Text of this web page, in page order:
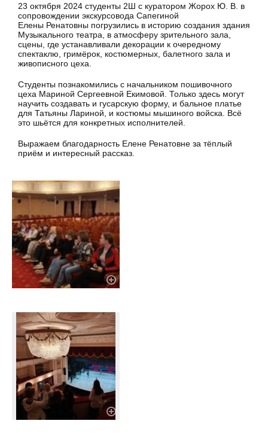
23 октября 2024 студенты 2Ш с куратором Жорох Ю. В. в
сопровождении экскурсовода Сапегиной
Елены Ренатовны погрузились в историю создания здания
Музыкального театра, в атмосферу зрительного зала,
сцены, где устанавливали декорации к очередному
спектаклю, гримёрок, костюмерных, балетного зала и
живописного цеха.
Студенты познакомились с начальником пошивочного
цеха Мариной Сергеевной Екимовой. Только здесь могут
научить создавать и гусарскую форму, и бальное платье
для Татьяны Лариной, и костюмы мышиного войска. Всё
это шьётся для конкретных исполнителей.
Выражаем благодарность Елене Ренатовне за тёплый
приём и интересный рассказ.